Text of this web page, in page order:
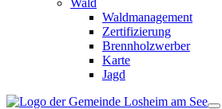
Wald
Waldmanagement
Zertifizierung
Brennholzwerber
Karte
Jagd